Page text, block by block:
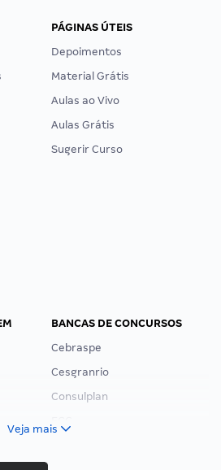
PÁGINAS ÚTEIS
Depoimentos
Material Grátis
Aulas ao Vivo
Aulas Grátis
Sugerir Curso
BANCAS DE CONCURSOS
Cebraspe
Cesgranrio
Consulplan
Veja mais